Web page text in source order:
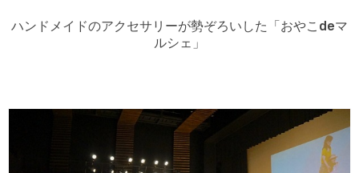
ハンドメイドのアクセサリーが勢ぞろいした 「おやこdeマ
ルシェ」